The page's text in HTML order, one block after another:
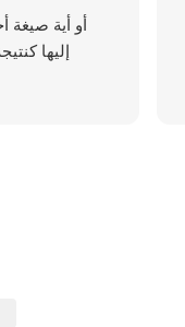
إليها كنتيجة